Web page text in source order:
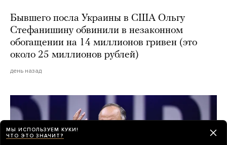
Бывшего посла Украины в США Ольгу
Стефанишину обвинили в незаконном
обогащении на 14 миллионов гривен (это
около 25 миллионов рублей)
день назад
МЫ ИСПОЛЬЗУЕМ КУКИ!
ЧТО ЭТО ЗНАЧИТ?